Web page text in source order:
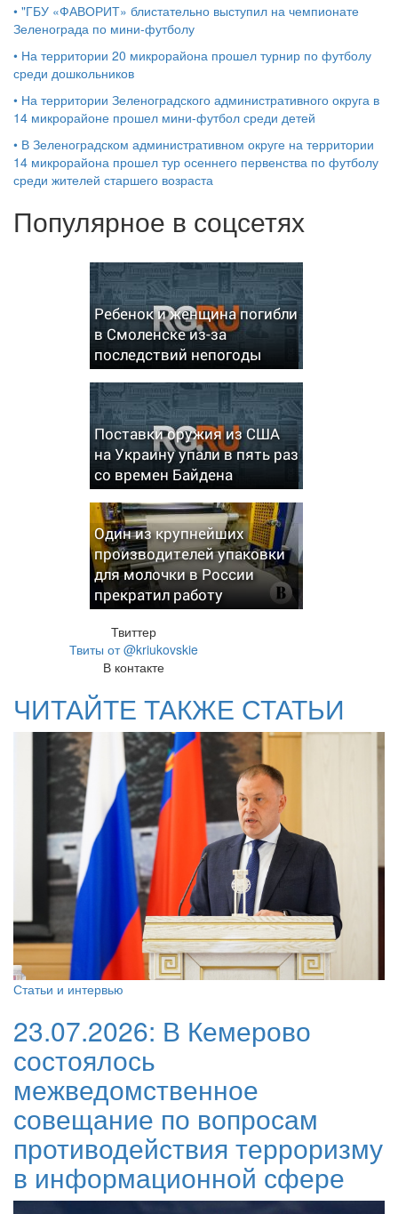
• "ГБУ «ФАВОРИТ» блистательно выступил на чемпионате
Зеленограда по мини-футболу
• На территории 20 микрорайона прошел турнир по футболу
среди дошкольников
• На территории Зеленоградского административного округа в
14 микрорайоне прошел мини-футбол среди детей
• В Зеленоградском административном округе на территории
14 микрорайона прошел тур осеннего первенства по футболу
среди жителей старшего возраста
Популярное в соцсетях
Ребенок и женщина погибли
в Смоленске из-за
последствий непогоды
Поставки оружия из США
на Украину упали в пять раз
со времен Байдена
Один из крупнейших
производителей упаковки
для молочки в России
прекратил работу
Твиттер
Твиты от @kriukovskie
В контакте
ЧИТАЙТЕ ТАКЖЕ СТАТЬИ
Статьи и интервью
23.07.2026: В Кемерово
состоялось
межведомственное
совещание по вопросам
противодействия терроризму
в информационной сфере